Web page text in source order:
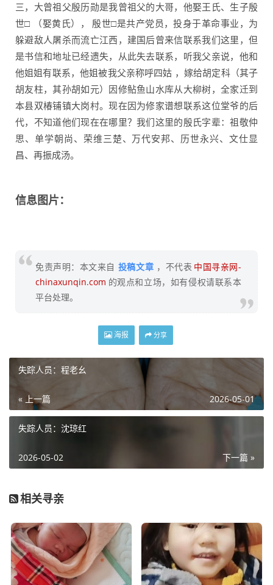
三，大曾祖父殷历勋是我曾祖父的大哥，他娶王氏、生子殷
世□ （娶黄氏）， 殷世□是共产党员，投身于革命事业，为
躲避敌人屠杀而流亡江西，建国后曾来信联系我们这里，但
是书信和地址已经遗失，从此失去联系，听我父亲说，他和
他姐姐有联系，他姐被我父亲称呼四姑 ，嫁给胡定科（其子
胡友柱，其孙胡如元）因修鲇鱼山水库从大柳树，全家迁到
本县双椿铺镇大岗村。现在因为修家谱想联系这位堂爷的后
代，不知道他们现在在哪里？我们这里的殷氏字辈：祖敬仲
思、单学朝尚、荣维三楚、万代安邦、历世永兴、文仕显
昌、再振成汤。
信息图片：
免责声明：本文来自 投稿文章 ，不代表 中国寻亲网-
chinaxunqin.com 的观点和立场，如有侵权请联系本
平台处理。
海报 分享
失踪人员：程老幺
« 上一篇 2026-05-01
失踪人员：沈琼红
下一篇 »
2026-05-02
相关寻亲